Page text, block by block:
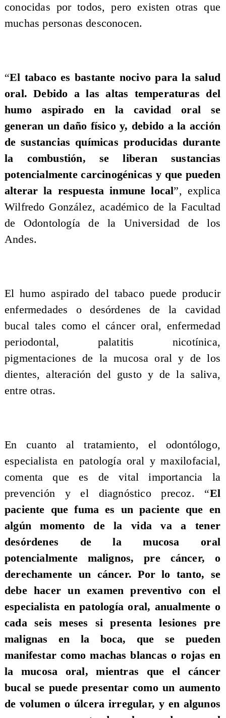
conocidas por todos, pero existen otras que
muchas personas desconocen.
“El tabaco es bastante nocivo para la salud
oral. Debido a las altas temperaturas del
humo aspirado en la cavidad oral se
generan un daño físico y, debido a la acción
de sustancias químicas producidas durante
la combustión, se liberan sustancias
potencialmente carcinogénicas y que pueden
alterar la respuesta inmune local”, explica
Wilfredo González, académico de la Facultad
de Odontología de la Universidad de los
Andes.
El humo aspirado del tabaco puede producir
enfermedades o desórdenes de la cavidad
bucal tales como el cáncer oral, enfermedad
periodontal, palatitis nicotínica,
pigmentaciones de la mucosa oral y de los
dientes, alteración del gusto y de la saliva,
entre otras.
En cuanto al tratamiento, el odontólogo,
especialista en patología oral y maxilofacial,
comenta que es de vital importancia la
prevención y el diagnóstico precoz. “El
paciente que fuma es un paciente que en
algún momento de la vida va a tener
desórdenes de la mucosa oral
potencialmente malignos, pre cáncer, o
derechamente un cáncer. Por lo tanto, se
debe hacer un examen preventivo con el
especialista en patología oral, anualmente o
cada seis meses si presenta lesiones pre
malignas en la boca, que se pueden
manifestar como machas blancas o rojas en
la mucosa oral, mientras que el cáncer
bucal se puede presentar como un aumento
de volumen o úlcera irregular, y en algunos